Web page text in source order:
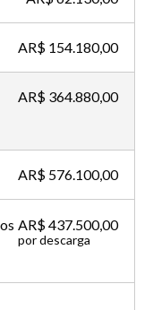
AR$ 154.180,00
AR$ 364.880,00
AR$ 576.100,00
AR$ 437.500,00
por descarga